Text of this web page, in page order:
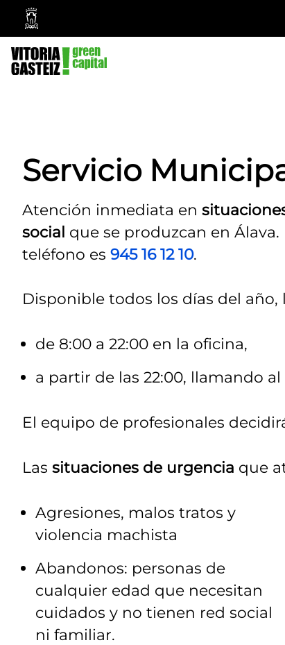
Mairie
de
Vitoria-
Gasteiz
Servicio
Atención inmediata en
social que se produzcan en Álava.
teléfono es 945 16 12 10.
Disponible todos los días del año,
de 8:00 a 22:00 en la oficina,
a partir de las 22:00, llamando al
El equipo de profesionales
Las situaciones de urgencia que
Agresiones, malos tratos y
violencia machista
Abandonos: personas de
cualquier edad que necesitan
cuidados y no tienen red social
ni familiar.